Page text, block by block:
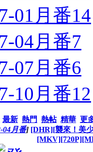
01月番14
04月番7
07月番6
10月番12
最新 熱門 熱帖 精華 更
04月番] [DHR][襲來！美